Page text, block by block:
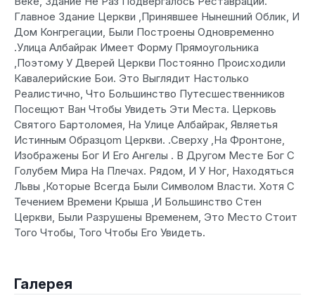
Главное Здание Церкви ,Принявшее Нынешний Облик, И
Дом Конгрегации, Были Построены Одновременно
.Улица Албайрак Имеет Форму Прямоугольника
,Поэтому У Дверей Церкви Постоянно Происходили
Кавалерийские Бои. Это Выглядит Настолько
Реалистично, Что Большинство Путесшественников
Посещют Ван Чтобы Увидеть Эти Места. Церковь
Святого Бартоломея, На Улице Албайрак, Являетья
Истинным Образцоm Церкви. .Сверху ,На Фронтоне,
Изображены Бог И Его Ангелы . В Другом Месте Бог С
Голубем Мира На Плечах. Рядом, И У Ног, Находяться
Львы ,Которые Всегда Были Символом Власти. Хотя С
Течением Времени Крыша ,И Большинство Стен
Церкви, Были Разрушены Временем, Это Место Стоит
Того Чтобы, Того Чтобы Его Увидеть.
Галерея